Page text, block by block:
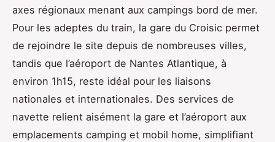
axes régionaux menant aux campings bord de mer.
Pour les adeptes du train, la gare du Croisic permet
de rejoindre le site depuis de nombreuses villes,
tandis que l’aéroport de Nantes Atlantique, à
environ 1h15, reste idéal pour les liaisons
nationales et internationales. Des services de
navette relient aisément la gare et l’aéroport aux
emplacements camping et mobil home, simplifiant